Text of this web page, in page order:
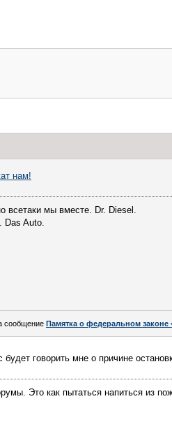
нам!
всетаки мы вместе. Dr. Diesel.
Das Auto.
сообщение Памятка о федеральном законе
говорить мне о причине
Это как пытаться напиться из